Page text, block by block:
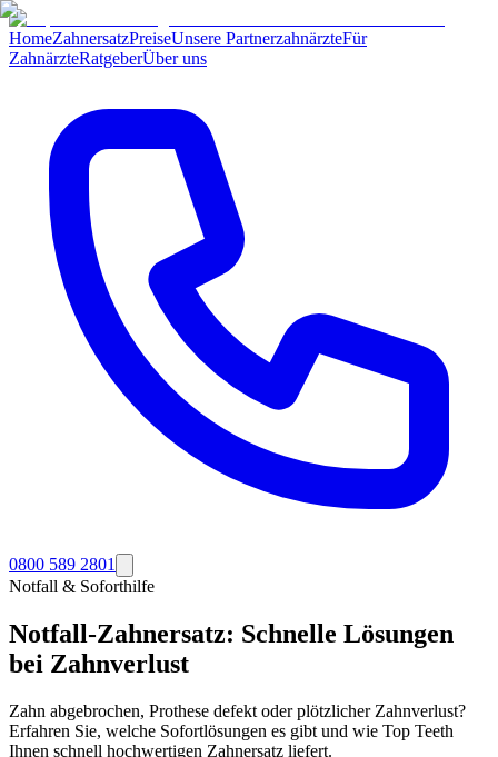
HomeZahnersatzPreiseUnsere PartnerzahnärzteFür
ZahnärzteRatgeberÜber uns
0800 589 2801
Notfall & Soforthilfe
Notfall-Zahnersatz: Schnelle Lösungen
bei Zahnverlust
Zahn abgebrochen, Prothese defekt oder plötzlicher Zahnverlust?
Erfahren Sie, welche Sofortlösungen es gibt und wie Top Teeth
Ihnen schnell hochwertigen Zahnersatz liefert.